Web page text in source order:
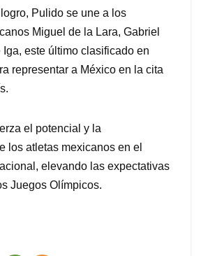
Pulido se une a los
Miguel de la Lara, Gabriel
este último clasificado en
representar a México en la cita
el potencial y la
los atletas mexicanos en el
elevando las expectativas
Juegos Olímpicos.